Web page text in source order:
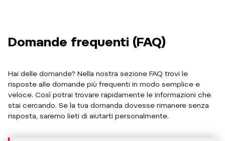
Domande frequenti (FAQ)
Hai delle domande? Nella nostra sezione FAQ trovi le
risposte alle domande più frequenti in modo semplice e
veloce. Così potrai trovare rapidamente le informazioni che
stai cercando. Se la tua domanda dovesse rimanere senza
risposta, saremo lieti di aiutarti personalmente.